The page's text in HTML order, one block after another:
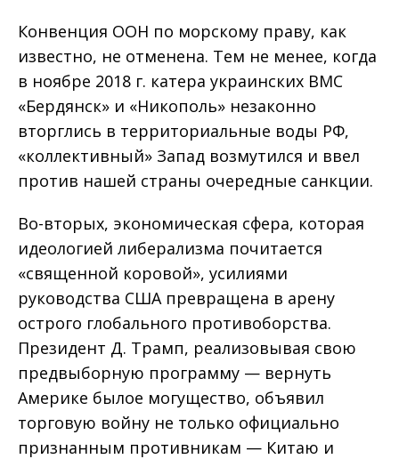
Конвенция ООН по морскому праву, как
известно, не отменена. Тем не менее, когда
в ноябре 2018 г. катера украинских ВМС
«Бердянск» и «Никополь» незаконно
вторглись в территориальные воды РФ,
«коллективный» Запад возмутился и ввел
против нашей страны очередные санкции.
Во-вторых, экономическая сфера, которая
идеологией либерализма почитается
«священной коровой», усилиями
руководства США превращена в арену
острого глобального противоборства.
Президент Д. Трамп, реализовывая свою
предвыборную программу — вернуть
Америке былое могущество, объявил
торговую войну не только официально
признанным противникам — Китаю и